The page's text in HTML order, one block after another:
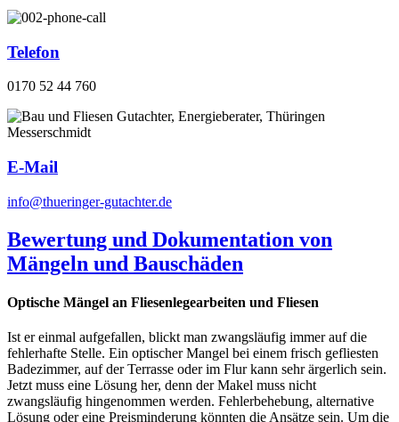
Telefon
0170 52 44 760
E-Mail
info@thueringer-gutachter.de
Bewertung und Dokumentation von
Mängeln und Bauschäden
Optische Mängel an Fliesenlegearbeiten und Fliesen
Ist er einmal aufgefallen, blickt man zwangsläufig immer auf die
fehlerhafte Stelle. Ein optischer Mangel bei einem frisch gefliesten
Badezimmer, auf der Terrasse oder im Flur kann sehr ärgerlich sein.
Jetzt muss eine Lösung her, denn der Makel muss nicht
zwangsläufig hingenommen werden. Fehlerbehebung, alternative
Lösung oder eine Preisminderung könnten die Ansätze sein. Um die